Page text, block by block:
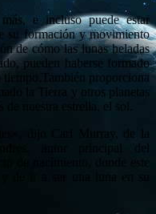
e incluso puede estar
su formación y movimiento
de cómo las lunas heladas
pueden haberse formado
tiempo.También proporciona
la Tierra y otros planetas
de nuestra estrella, el sol.
dijo Carl Murray, de la
autor principal del
de nacimiento, donde este
de ir a ser una luna en su